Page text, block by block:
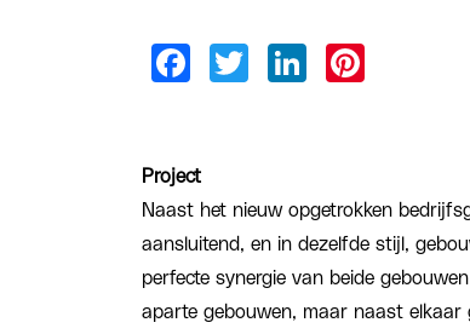
Project
Naast het nieuw opgetrokken
aansluitend, en in dezelfde stijl,
perfecte synergie van beide
aparte gebouwen, maar naast elkaar